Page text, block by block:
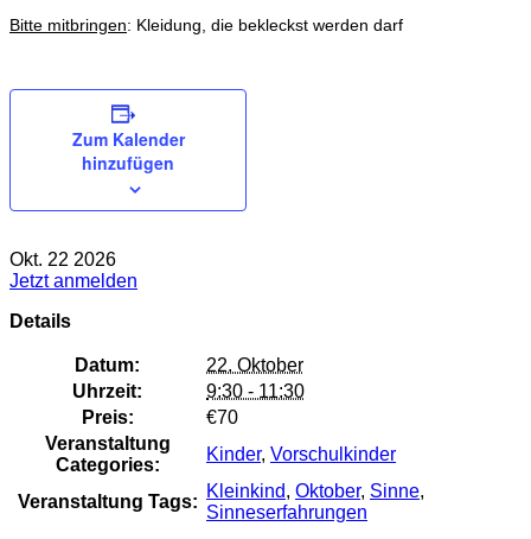
Bitte mitbringen: Kleidung, die bekleckst werden darf
Zum Kalender
hinzufügen
Okt. 22 2026
Jetzt anmelden
Details
Datum:
22. Oktober
Uhrzeit:
9:30 - 11:30
Preis:
€70
Veranstaltung
Categories:
Kinder, Vorschulkinder
Veranstaltung Tags:
Kleinkind, Oktober, Sinne,
Sinneserfahrungen